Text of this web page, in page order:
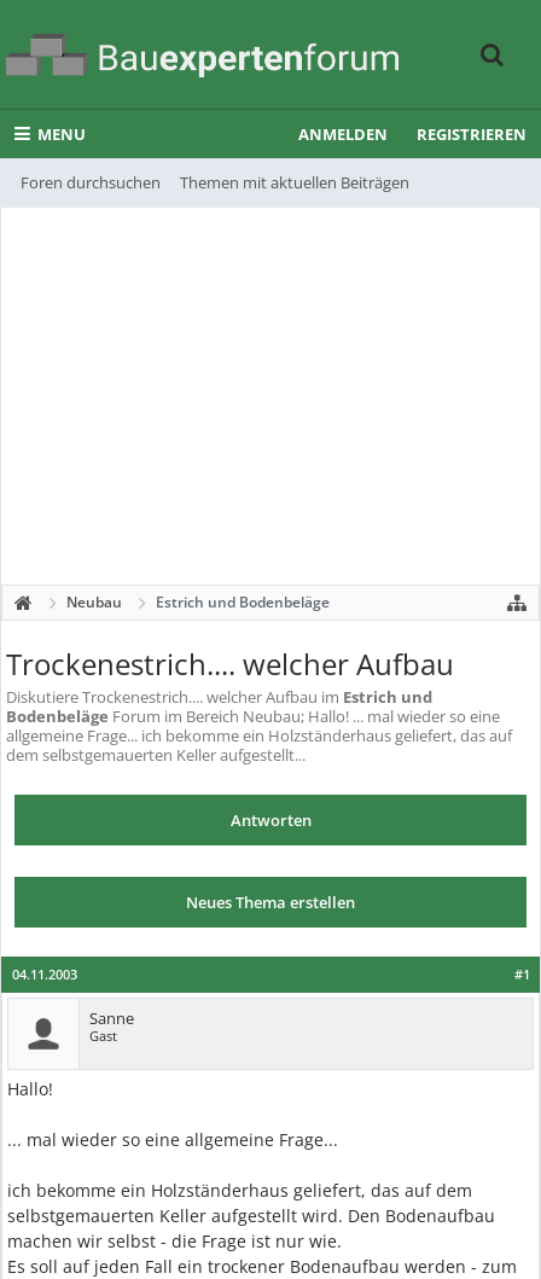
MENU
Foren durchsuchen Themen mit aktuellen Beiträgen
ANMELDEN REGISTRIEREN
Neubau Estrich und Bodenbeläge
Trockenestrich.... welcher Aufbau
DiskutiereTrockenestrich.... welcher Aufbau im Estrich und
Bodenbeläge Forum im Bereich Neubau; Hallo! ... mal wieder so eine
allgemeine Frage... ich bekomme ein Holzständerhaus geliefert, das auf
dem selbstgemauerten Keller aufgestellt...
Antworten
Neues Thema erstellen
#1
04.11.2003
Sanne
Gast
Hallo!
... mal wieder so eine allgemeine Frage...
ich bekomme ein Holzständerhaus geliefert, das auf dem
selbstgemauerten Keller aufgestellt wird. Den Bodenaufbau
machen wir selbst - die Frage ist nur wie.
Es soll auf jeden Fall ein trockener Bodenaufbau werden - zum